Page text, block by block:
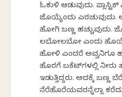
ಓಕುಳಿ ಆಡುವುದು.
ಜೊಯ್ಯೆಂದು ಎರಚುವುದು.
ಹೋಗಿ ಬಣ್ಣ ಹಚ್ಚುವುದು.
ಲಬೋಲಬೋ ಎಂದು
ಹೋಳಿ ಎಂದರೆ ಅವ್ವನಿಗೂ
ಹೊರಗೆ ಬಕೆಟ್‌ಗಳಲ್ಲಿ ನೀರು
ಇಡುತ್ತಿದ್ದರು. ಅದಕ್ಕೆ ಬಣ್ಣ
ನೆರೆಹೊರೆಯವರನ್ನೆಲ್ಲಾ